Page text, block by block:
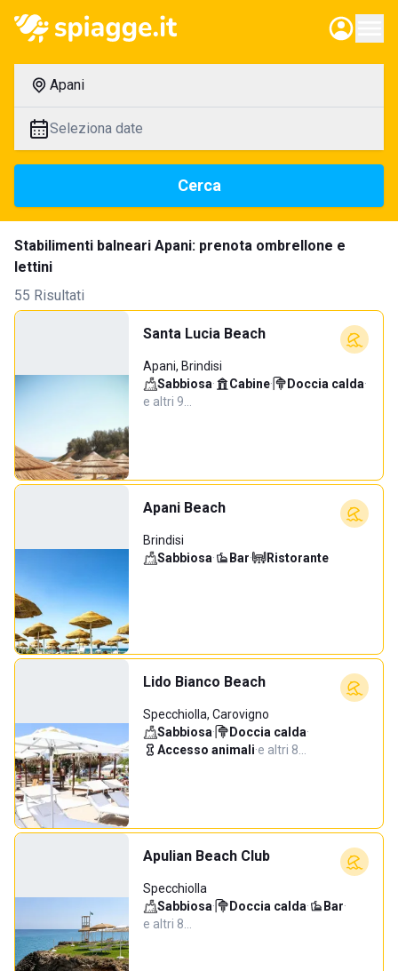
Apani
Seleziona date
Cerca
Stabilimenti balneari Apani: prenota ombrellone e
lettini
55 Risultati
Santa Lucia Beach
Apani, Brindisi
Sabbiosa· Cabine· Doccia calda·
e altri 9…
Apani Beach
Brindisi
Sabbiosa· Bar· Ristorante
Lido Bianco Beach
Specchiolla, Carovigno
Sabbiosa· Doccia calda·
Accesso animali·e altri 8…
Apulian Beach Club
Specchiolla
Sabbiosa· Doccia calda· Bar·
e altri 8…